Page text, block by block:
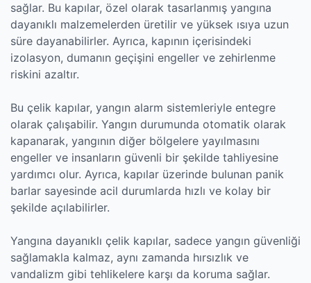
sağlar. Bu kapılar, özel olarak tasarlanmış yangına
dayanıklı malzemelerden üretilir ve yüksek ısıya uzun
süre dayanabilirler. Ayrıca, kapının içerisindeki
izolasyon, dumanın geçişini engeller ve zehirlenme
riskini azaltır.
Bu çelik kapılar, yangın alarm sistemleriyle entegre
olarak çalışabilir. Yangın durumunda otomatik olarak
kapanarak, yangının diğer bölgelere yayılmasını
engeller ve insanların güvenli bir şekilde tahliyesine
yardımcı olur. Ayrıca, kapılar üzerinde bulunan panik
barlar sayesinde acil durumlarda hızlı ve kolay bir
şekilde açılabilirler.
Yangına dayanıklı çelik kapılar, sadece yangın güvenliği
sağlamakla kalmaz, aynı zamanda hırsızlık ve
vandalizm gibi tehlikelere karşı da koruma sağlar.